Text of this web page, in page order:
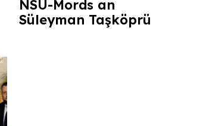
NSU-Mords an
Süleyman Taşköprü